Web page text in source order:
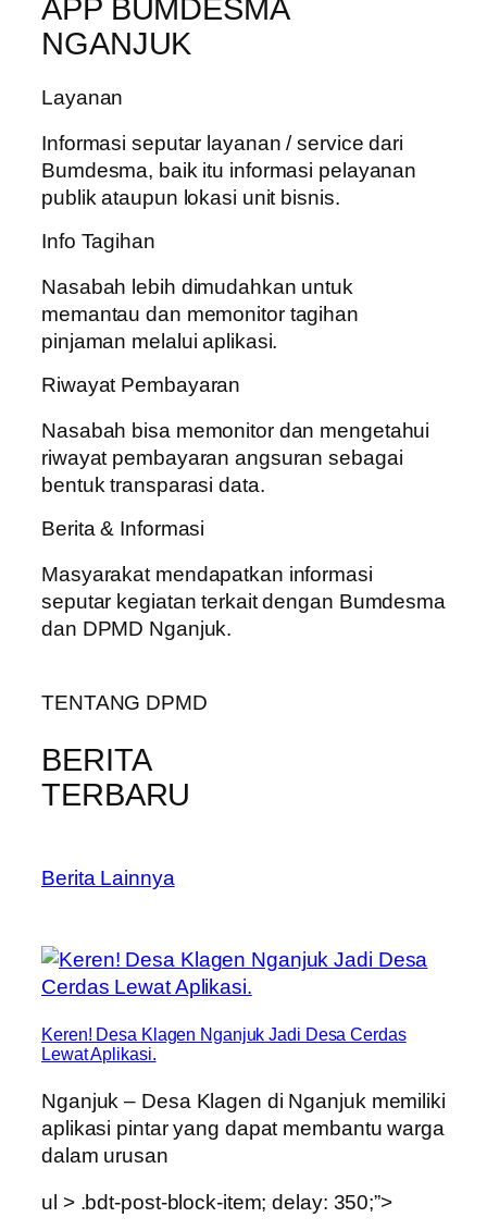
APP BUMDESMA
NGANJUK
Layanan
Informasi seputar layanan / service dari
Bumdesma, baik itu informasi pelayanan
publik ataupun lokasi unit bisnis.
Info Tagihan
Nasabah lebih dimudahkan untuk
memantau dan memonitor tagihan
pinjaman melalui aplikasi.
Riwayat Pembayaran
Nasabah bisa memonitor dan mengetahui
riwayat pembayaran angsuran sebagai
bentuk transparasi data.
Berita & Informasi
Masyarakat mendapatkan informasi
seputar kegiatan terkait dengan Bumdesma
dan DPMD Nganjuk.
TENTANG DPMD
BERITA
TERBARU
Berita Lainnya
Keren! Desa Klagen Nganjuk Jadi Desa Cerdas
Lewat Aplikasi.
Nganjuk – Desa Klagen di Nganjuk memiliki
aplikasi pintar yang dapat membantu warga
dalam urusan
ul > .bdt-post-block-item; delay: 350;”>